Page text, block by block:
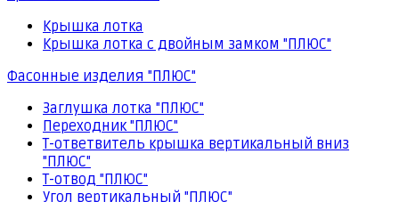
Крышка лотка
Крышка лотка с двойным замком "ПЛЮС"
Фасонные изделия "ПЛЮС"
Заглушка лотка "ПЛЮС"
Переходник "ПЛЮС"
Т-ответвитель крышка вертикальный вниз
"ПЛЮС"
Т-отвод "ПЛЮС"
Угол вертикальный "ПЛЮС"